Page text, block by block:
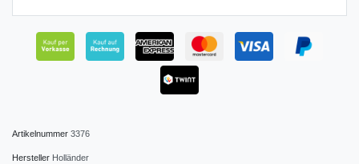
Artikelnummer 3376
Hersteller Holländer